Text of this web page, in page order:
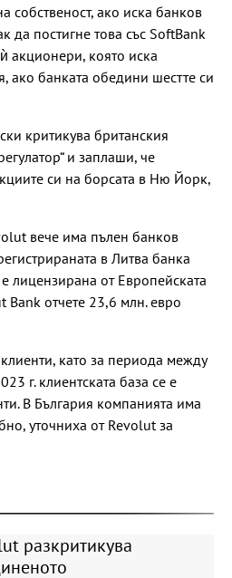
собственост, ако иска банков
да постигне това със SoftBank
акционери, която иска
ако банката обедини шестте си
критикува британския
и заплаши, че
си на борсата в Ню Йорк,
вече има пълен банков
в Литва банка
лицензирана от Европейската
Bank отчете 23,6 млн. евро
като за периода между
г. клиентската база се е
В България компанията има
уточниха от Revolut за
разкритикува